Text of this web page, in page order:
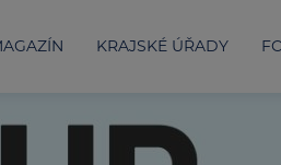
KRAJSKÉ ÚŘADY